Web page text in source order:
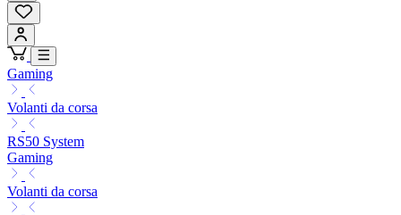
Gaming
Volanti da corsa
RS50 System
Gaming
Volanti da corsa